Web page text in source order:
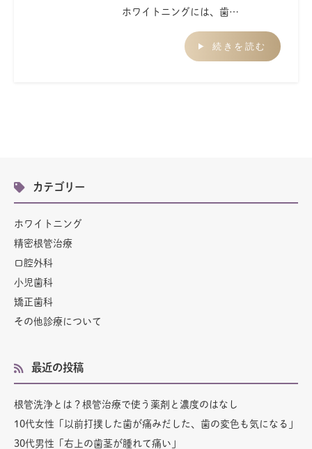
ホワイトニングには、歯…
続きを読む
カテゴリー
ホワイトニング
精密根管治療
口腔外科
小児歯科
矯正歯科
その他診療について
最近の投稿
根管洗浄とは？根管治療で使う薬剤と濃度のはなし
10代女性「以前打撲した歯が痛みだした、歯の変色も気になる」
30代男性「右上の歯茎が腫れて痛い」